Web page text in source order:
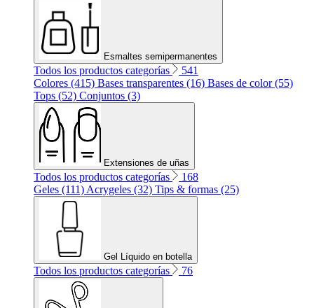
Esmaltes semipermanentes
Todos los productos categorías
541
Colores (415) Bases transparentes (16) Bases de color (55)
Tops (52) Conjuntos (3)
Extensiones de uñas
Todos los productos categorías
168
Geles (111) Acrygeles (32) Tips & formas (25)
Gel Líquido en botella
Todos los productos categorías 76